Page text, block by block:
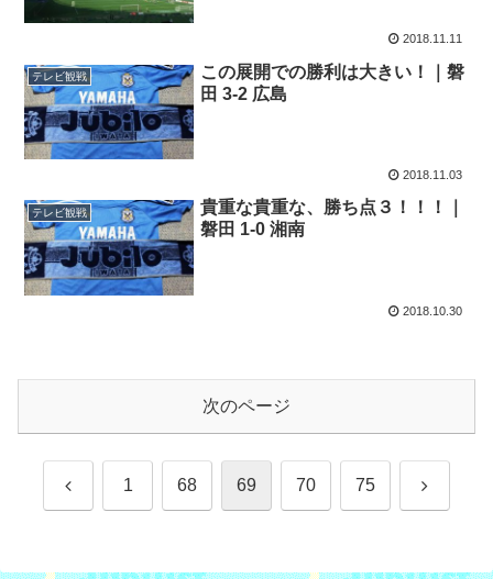
2018.11.11
テレビ観戦
この展開での勝利は大きい！｜磐
田 3-2 広島
2018.11.03
テレビ観戦
貴重な貴重な、勝ち点３！！！｜
磐田 1-0 湘南
2018.10.30
次のページ
前 1 68 69 70 75 次